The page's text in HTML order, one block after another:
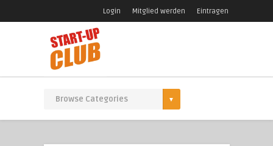
Login Mitglied werden Eintragen